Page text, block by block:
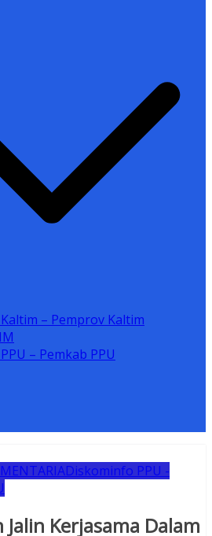
– Pemprov Kaltim
– Pemkab PPU
Diskominfo PPU -
Jalin Kerjasama Dalam